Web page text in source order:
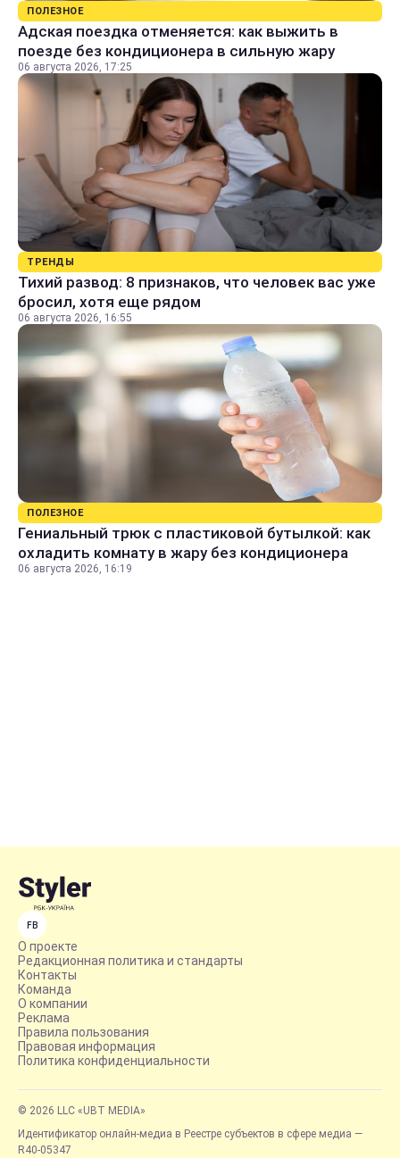
ПОЛЕЗНОЕ
Адская поездка отменяется: как выжить в
поезде без кондиционера в сильную жару
06 августа 2026, 17:25
ТРЕНДЫ
Тихий развод: 8 признаков, что человек вас уже
бросил, хотя еще рядом
06 августа 2026, 16:55
ПОЛЕЗНОЕ
Гениальный трюк с пластиковой бутылкой: как
охладить комнату в жару без кондиционера
06 августа 2026, 16:19
FB
О проекте
Редакционная политика и стандарты
Контакты
Команда
О компании
Реклама
Правила пользования
Правовая информация
Политика конфиденциальности
© 2026 LLC «UBT MEDIA»
Идентификатор онлайн-медиа в Реестре субъектов в сфере медиа —
R40-05347